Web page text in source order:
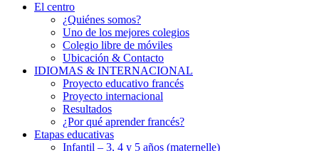
El centro
¿Quiénes somos?
Uno de los mejores colegios
Colegio libre de móviles
Ubicación & Contacto
IDIOMAS & INTERNACIONAL
Proyecto educativo francés
Proyecto internacional
Resultados
¿Por qué aprender francés?
Etapas educativas
Infantil – 3, 4 y 5 años (maternelle)